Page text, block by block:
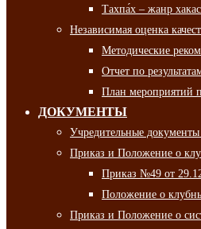
Тахпа́х – жанр
Независимая оценка
Методические
Отчет по
План мероприятий
ДОКУМЕНТЫ
Учредительные
Приказ и Положение о
Приказ №49 от
Положение о
Приказ и Положение о